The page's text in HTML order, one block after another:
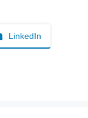
LinkedIn